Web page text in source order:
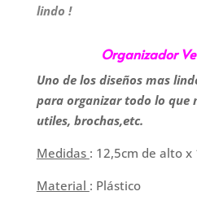
lindo !
Organizador
Uno de los diseños mas
para organizar todo lo que
utiles, brochas,etc.
Medidas : 12,5cm de alto x
Material : Plástico